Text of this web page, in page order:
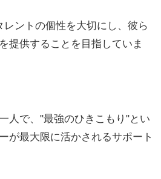
レントの個性を大切にし、彼ら
提供することを目指していま
人で、"最強のひきこもり"とい
が最大限に活かされるサポート